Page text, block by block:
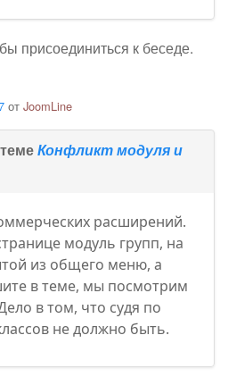
присоединиться к беседе.
от JoomLine
Конфликт модуля и
расширений.
модуль групп, на
из общего меню, а
в теме, мы посмотрим
в том, что судя по
не должно быть.